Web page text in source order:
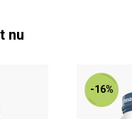
nu
-16%